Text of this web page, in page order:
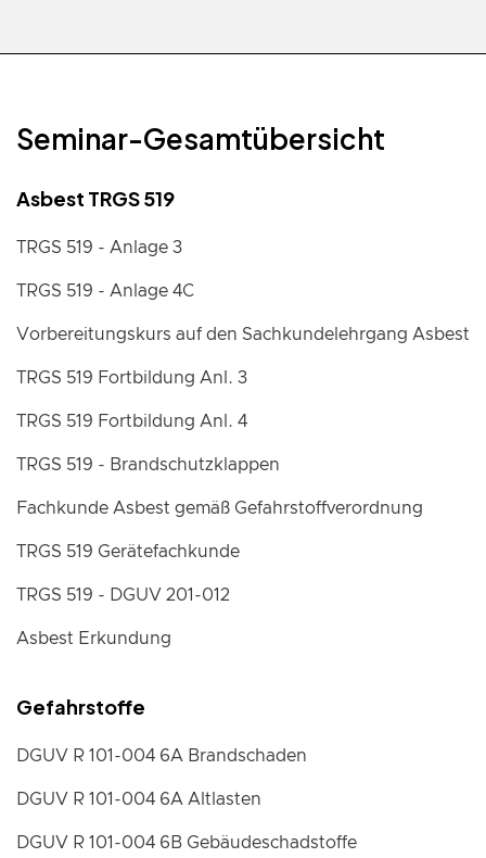
Seminar-Gesamtübersicht
Asbest TRGS 519
TRGS 519 - Anlage 3
TRGS 519 - Anlage 4C
Vorbereitungskurs auf den Sachkundelehrgang Asbest
TRGS 519 Fortbildung Anl. 3
TRGS 519 Fortbildung Anl. 4
TRGS 519 - Brandschutzklappen
Fachkunde Asbest gemäß Gefahrstoffverordnung
TRGS 519 Gerätefachkunde
TRGS 519 - DGUV 201-012
Asbest Erkundung
Gefahrstoffe
DGUV R 101-004 6A Brandschaden
DGUV R 101-004 6A Altlasten
DGUV R 101-004 6B Gebäudeschadstoffe